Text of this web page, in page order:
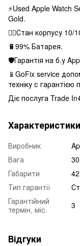
⚡️Used Apple Watch
Gold.
👌🏻Стан корпусу 10/
🔋99% Батарея.
🛡Гарантія на б.у
📱GoFix service
техніку с
Діє послуга Trade
Характеристики
Виробник
Вага
Габарити
Тип гарантії
Гарантійний
термін, міс.
3
Відгуки